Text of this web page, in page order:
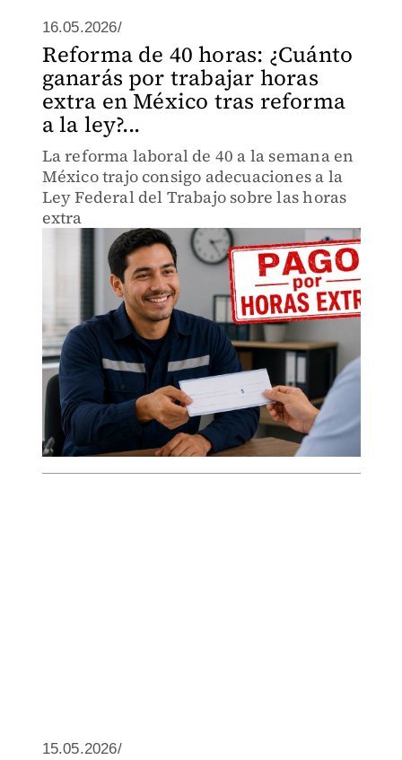
16.05.2026/
Reforma de 40 horas: ¿Cuánto
ganarás por trabajar horas
extra en México tras reforma
a la ley?...
La reforma laboral de 40 a la semana en
México trajo consigo adecuaciones a la
Ley Federal del Trabajo sobre las horas
extra
15.05.2026/